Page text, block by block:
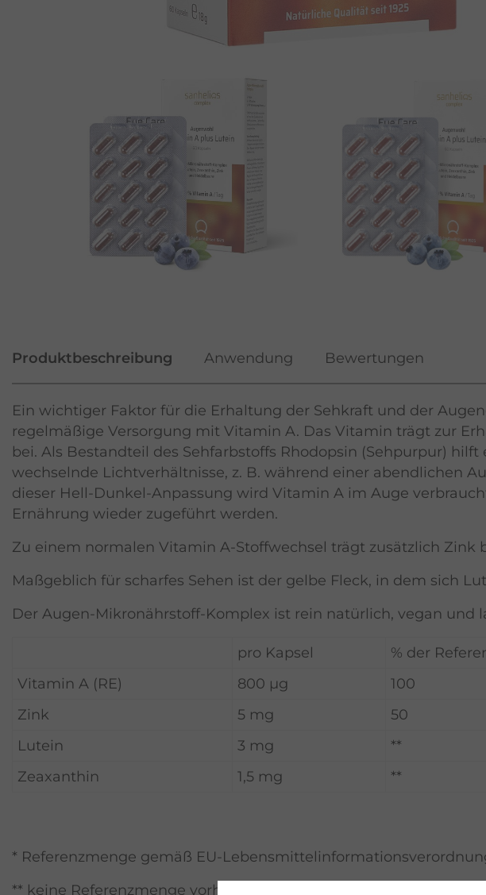
Produktbeschreibung Anwendung Bewertungen
Ein wichtiger Faktor für die Erhaltung der Sehkraft und der
regelmäßige Versorgung mit Vitamin A. Das Vitamin trägt zur
bei. Als Bestandteil des Sehfarbstoffs Rhodopsin (Sehpurpur)
wechselnde Lichtverhältnisse, z. B. während einer abendlichen
dieser Hell-Dunkel-Anpassung wird Vitamin A im Auge
Ernährung wieder zugeführt werden.
Zu einem normalen Vitamin A-Stoffwechsel trägt zusätzlich Zink
Maßgeblich für scharfes Sehen ist der gelbe Fleck, in dem sich
Der Augen-Mikronährstoff-Komplex ist rein natürlich, vegan und
pro Kapsel
% der
Vitamin A (RE)
800 µg
100
Zink
5 mg
50
Lutein
3 mg
**
Zeaxanthin
1,5 mg **
* Referenzmenge gemäß EU-
** keine Referenzmenge vorhanden